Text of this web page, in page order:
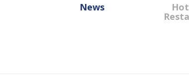
News